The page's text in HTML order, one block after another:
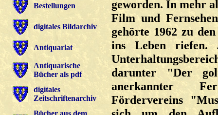
Bestellungen
digitales Bildarchiv
Antiquariat
Antiquarische
Bücher als pdf
digitales
Zeitschriftenarchiv
Bücher aus dem
geworden. In mehr
Film und
gehörte 1962 zu
ins Leben riefen.
darunter "Der
anerkannter
Fördervereins